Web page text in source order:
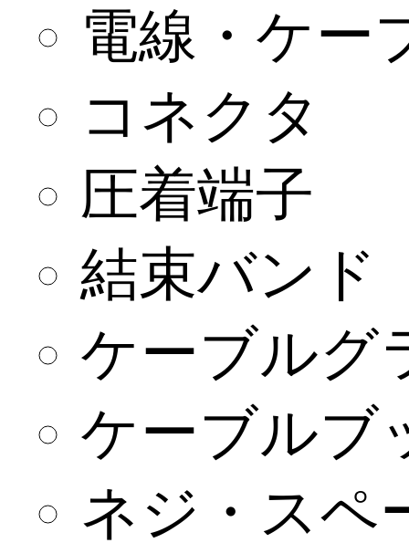
電線・ケー
コネクタ
圧着端子
結束バンド
ケーブルグ
ケーブルブ
ネジ・スペ